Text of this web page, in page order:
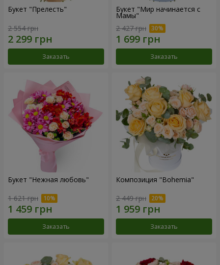
Букет "Прелесть"
2 554 грн
Заказать
Букет "Мир начинается с
Мамы"
2 427 грн
Заказать
Букет "Нежная любовь"
1 621 грн
Заказать
Композиция "Bohemia"
2 449 грн
Заказать